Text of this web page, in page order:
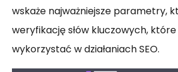
wskaże najważniejsze parametry,
weryfikację słów kluczowych,
wykorzystać w działaniach SEO.